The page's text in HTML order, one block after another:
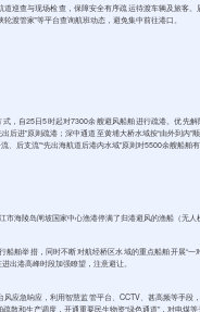
巡查与现场检查，保障安全有序疏运待渡车辆及旅客
渡管家”等平台查询航班动态，避免集中前往港口。
式，自25日5时起对7300余艘避风船舶进行疏港。优先
后进”原则疏港；深中通道至黄埔大桥水域按“由外到内”
、后支流”“先出海航道后港内水域”原则对5500余艘船舶有
市海陵岛闸坡国家中心渔港停满了归港避风的渔船（无人
船舶举措，同时不断对航经桥区水域的重点船舶开展“一
出港高峰时段加强瞭望，注意避让。
应急响应，利用智慧监管平台、CCTV、甚高频等手段
散和生产调度，开通重要民生物资“绿色通道”，对电煤